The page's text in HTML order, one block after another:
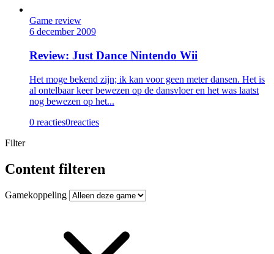
Game review
6 december 2009
Review: Just Dance Nintendo Wii
Het moge bekend zijn; ik kan voor geen meter dansen. Het is
al ontelbaar keer bewezen op de dansvloer en het was laatst
nog bewezen op het...
0 reacties0reacties
Filter
Content filteren
Gamekoppeling